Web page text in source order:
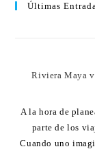
Últimas
Riviera Maya
A la hora de
parte de los
Cuando uno